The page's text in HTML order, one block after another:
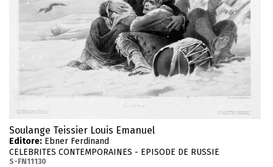
Soulange Teissier Louis Emanuel
Editore: Ebner Ferdinand
CELEBRITES CONTEMPORAINES - EPISODE DE RUSSIE
S-FN11130